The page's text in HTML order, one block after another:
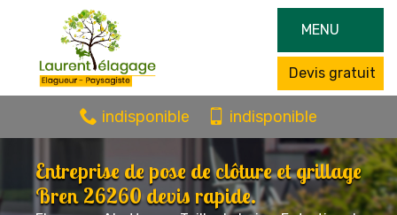
MENU
Devis gratuit
indisponible indisponible
Entreprise de pose de clôture et grillage
Bren 26260 devis rapide.